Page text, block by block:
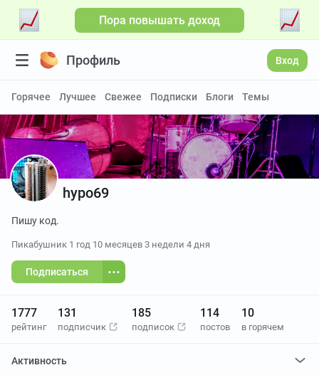
Пора повышать доход
Профиль Вход
Горячее Лучшее Свежее Подписки Блоги Темы
hypo69
Пишу код.
Пикабушник 1 год 10 месяцев 3 недели 4 дня
Подписаться
1777
рейтинг
131
подписчик
185
подписок
114
постов
10
в горячем
Активность